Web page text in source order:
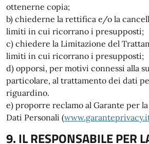
ottenerne copia;
b) chiederne la rettifica e/o la
limiti in cui ricorrano i presupposti;
c) chiedere la Limitazione del
limiti in cui ricorrano i presupposti;
d) opporsi, per motivi connessi alla
particolare, al trattamento dei dati
riguardino.
e) proporre reclamo al Garante per
Dati Personali (
9. IL RESPONSABILE PER